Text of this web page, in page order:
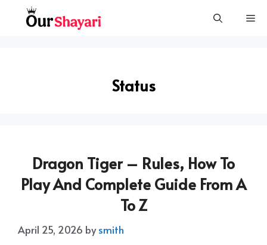
Status
Dragon Tiger – Rules, How To
Play And Complete Guide From A
To Z
April 25, 2026 bysmith